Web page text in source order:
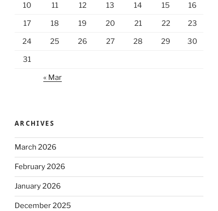
10 11 12 13 14 15 16
17 18 19 20 21 22 23
24 25 26 27 28 29 30
31
« Mar
ARCHIVES
March 2026
February 2026
January 2026
December 2025